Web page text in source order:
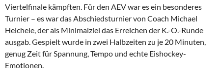
Viertelfinale kämpften. Für den AEV war es ein besonderes
Turnier – es war das Abschiedsturnier von Coach Michael
Heichele, der als Minimalziel das Erreichen der K.-O.-Runde
ausgab. Gespielt wurde in zwei Halbzeiten zu je 20 Minuten,
genug Zeit für Spannung, Tempo und echte Eishockey-
Emotionen.